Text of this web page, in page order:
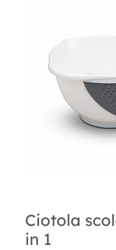
Ciotola
in 1